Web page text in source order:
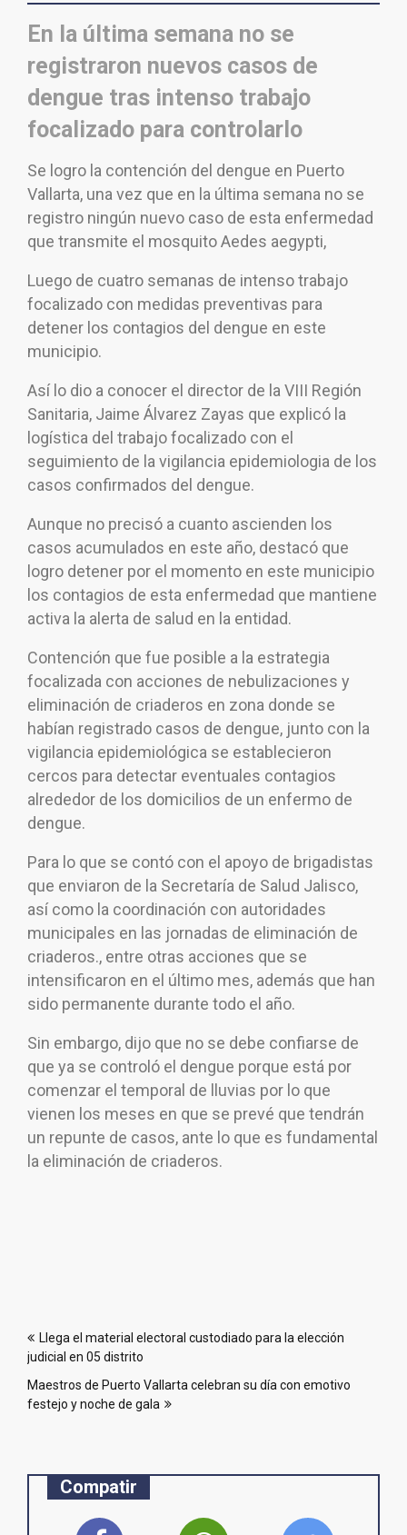
En la última semana no se
registraron nuevos casos de
dengue tras intenso trabajo
focalizado para controlarlo
Se logro la contención del dengue en Puerto
Vallarta, una vez que en la última semana no se
registro ningún nuevo caso de esta enfermedad
que transmite el mosquito Aedes aegypti,
Luego de cuatro semanas de intenso trabajo
focalizado con medidas preventivas para
detener los contagios del dengue en este
municipio.
Así lo dio a conocer el director de la VIII Región
Sanitaria, Jaime Álvarez Zayas que explicó la
logística del trabajo focalizado con el
seguimiento de la vigilancia epidemiologia de los
casos confirmados del dengue.
Aunque no precisó a cuanto ascienden los
casos acumulados en este año, destacó que
logro detener por el momento en este municipio
los contagios de esta enfermedad que mantiene
activa la alerta de salud en la entidad.
Contención que fue posible a la estrategia
focalizada con acciones de nebulizaciones y
eliminación de criaderos en zona donde se
habían registrado casos de dengue, junto con la
vigilancia epidemiológica se establecieron
cercos para detectar eventuales contagios
alrededor de los domicilios de un enfermo de
dengue.
Para lo que se contó con el apoyo de brigadistas
que enviaron de la Secretaría de Salud Jalisco,
así como la coordinación con autoridades
municipales en las jornadas de eliminación de
criaderos., entre otras acciones que se
intensificaron en el último mes, además que han
sido permanente durante todo el año.
Sin embargo, dijo que no se debe confiarse de
que ya se controló el dengue porque está por
comenzar el temporal de lluvias por lo que
vienen los meses en que se prevé que tendrán
un repunte de casos, ante lo que es fundamental
la eliminación de criaderos.
de
entradas
Llega el material electoral custodiado para la elección
judicial en 05 distrito
Maestros de Puerto Vallarta celebran su día con emotivo
festejo y noche de gala
Compatir